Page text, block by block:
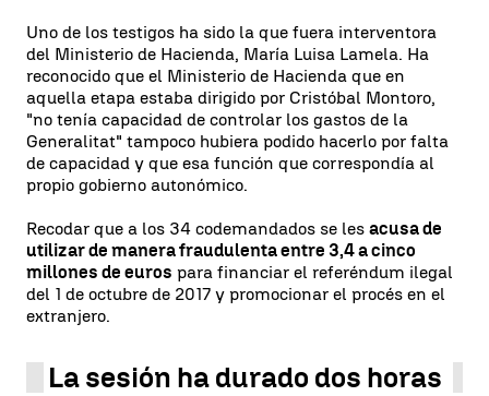
Uno de los testigos ha sido la que fuera interventora
del Ministerio de Hacienda, María Luisa Lamela. Ha
reconocido que el Ministerio de Hacienda que en
aquella etapa estaba dirigido por Cristóbal Montoro,
"no tenía capacidad de controlar los gastos de la
Generalitat" tampoco hubiera podido hacerlo por falta
de capacidad y que esa función que correspondía al
propio gobierno autonómico.
Recodar que a los 34 codemandados se les acusa de
utilizar de manera fraudulenta entre 3,4 a cinco
millones de euros para financiar el referéndum ilegal
del 1 de octubre de 2017 y promocionar el procés en el
extranjero.
La sesión ha durado dos horas